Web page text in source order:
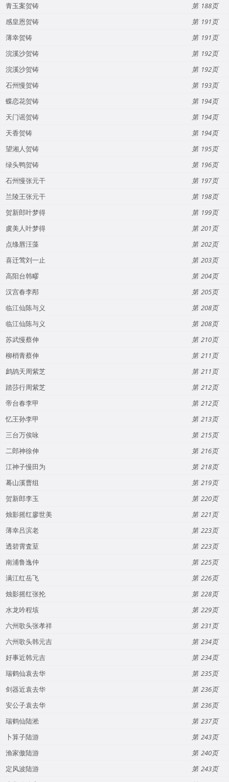
青玉案贺铸
188
感皇恩贺铸
191
薄幸贺铸
191
浣溪沙贺铸
192
浣溪沙贺铸
192
石州慢贺铸
193
蝶恋花贺铸
194
天门谣贺铸
194
天香贺铸
194
望湘人贺铸
195
绿头鸭贺铸
196
石州慢张元干
197
兰陵王张元干
198
贺新郎叶梦得
199
虞美人叶梦得
201
点绦唇汪藻
202
喜迁莺刘一止
203
高阳台韩疁
204
汉宫春李邴
205
临江仙陈与义
208
临江仙陈与义
208
苏武慢蔡伸
210
柳梢青蔡伸
211
鹧鸪天周紫芝
211
踏莎行周紫芝
212
帝台春李甲
212
忆王孙李甲
213
三台万俟咏
215
二郎神徐伸
216
江神子慢田为
218
蓦山溪曹组
219
贺新郎李玉
220
烛影摇红廖世美
221
薄幸吕滨老
223
透碧霄査荎
223
南浦鲁逸仲
225
满江红岳飞
226
烛影摇红张抡
228
水龙吟程垓
229
六州歌头张孝祥
231
六州歌头韩元吉
234
好事近韩元吉
234
瑞鹤仙袁去华
235
剑器近袁去华
236
安公子袁去华
236
瑞鹤仙陆淞
237
卜算子陆游
243
渔家傲陆游
240
定风波陆游
243